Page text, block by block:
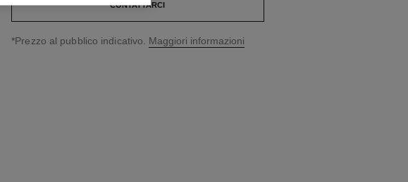
CONTATTARCI
↩
*Prezzo al pubblico indicativo. Maggiori informazioni